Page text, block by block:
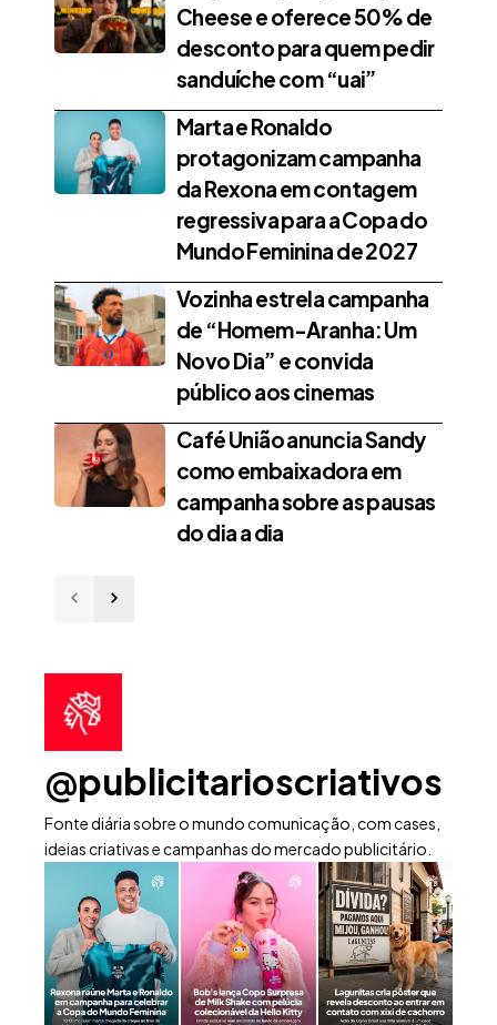
Cheese e oferece 50% de
desconto para quem pedir
sanduíche com “uai”
Marta e Ronaldo
protagonizam campanha
da Rexona em contagem
regressiva para a Copa do
Mundo Feminina de 2027
Vozinha estrela campanha
de “Homem-Aranha: Um
Novo Dia” e convida
público aos cinemas
Café União anuncia Sandy
como embaixadora em
campanha sobre as pausas
do dia a dia
@publicitarioscriativos
Fonte diária sobre o mundo comunicação, com cases,
ideias criativas e campanhas do mercado publicitário.